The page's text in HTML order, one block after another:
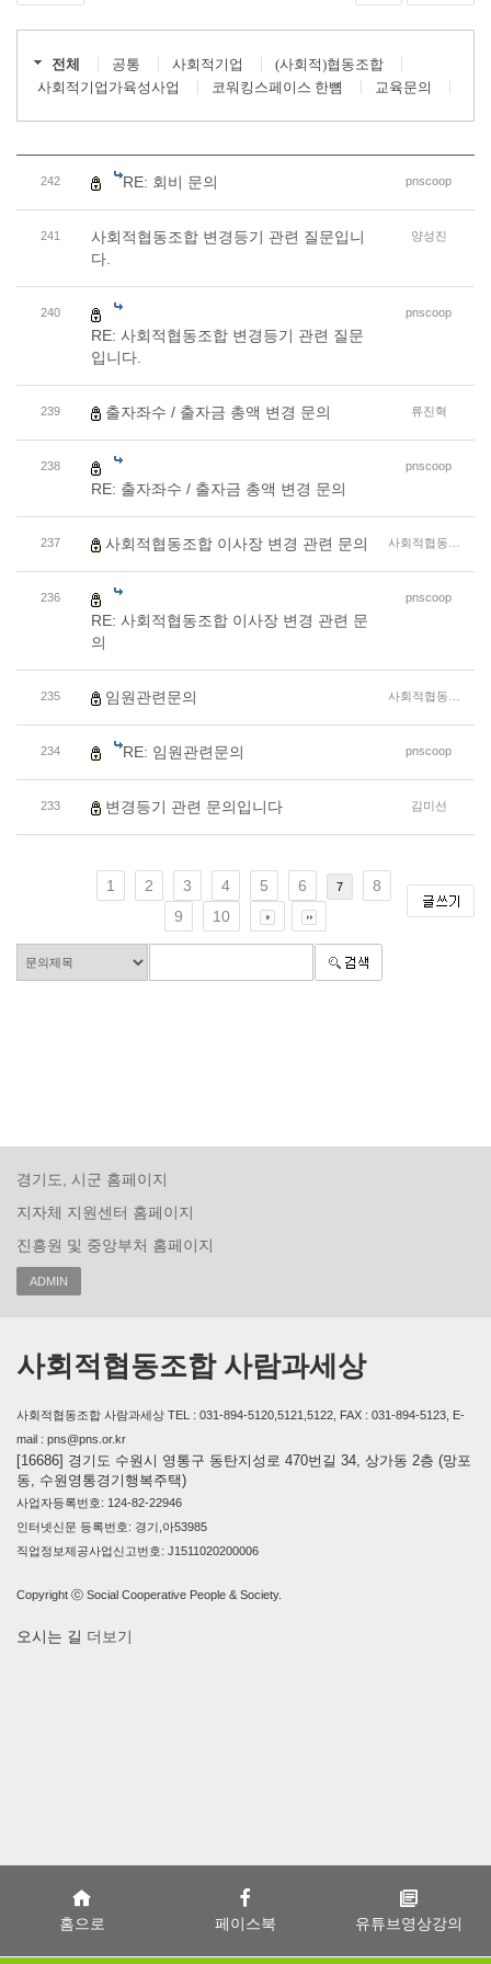
전체 공통 사회적기업
(사회적)협동조합
사회적기업가육성사업
코워킹스페이스 한뼘 교육문의
242 RE: 회비 문의 pnscoop
241
사회적협동조합 변경등기 관련 질문입니
다.
양성진
240
RE: 사회적협동조합 변경등기 관련 질문
입니다.
pnscoop
239 출자좌수 / 출자금 총액 변경 문의 류진혁
238
RE: 출자좌수 / 출자금 총액 변경 문의
pnscoop
237 사회적협동조합 이사장 변경 관련 문의
236
RE: 사회적협동조합 이사장 변경 관련 문
의
pnscoop
235 임원관련문의
234 RE: 임원관련문의 pnscoop
233 변경등기 관련 문의입니다 김미선
1 2 3 4 5 6 7
8
9
10
홈으로 페이스북 유튜브영상강의
경기도, 시군 홈페이지
지자체 지원센터 홈페이지
진흥원 및 중앙부처 홈페이지
ADMIN
사회적협동조합 사람과세상
사회적협동조합 사람과세상 TEL : 031-894-5120,5121,5122, FAX : 031-894-5123, E-
mail : pns@pns.or.kr
[16686] 경기도 수원시 영통구 동탄지성로 470번길 34, 상가동 2층 (망포
동, 수원영통경기행복주택)
사업자등록번호: 124-82-22946
인터넷신문 등록번호: 경기,아53985
직업정보제공사업신고번호: J1511020200006
Copyright ⓒ Social Cooperative People & Society.
오시는 길 더보기